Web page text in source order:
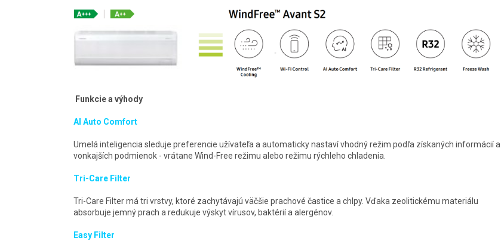
Funkcie a výhody
AI Auto Comfort
Umelá inteligencia sleduje preferencie užívateľa a automaticky nastaví vhodný režim podľa získaných informácií a
vonkajších podmienok - vrátane Wind-Free režimu alebo režimu rýchleho chladenia.
Tri-Care Filter
Tri-Care Filter má tri vrstvy, ktoré zachytávajú väčšie prachové častice a chlpy. Vďaka zeolitickému materiálu
absorbuje jemný prach a redukuje výskyt vírusov, baktérií a alergénov.
Easy Filter